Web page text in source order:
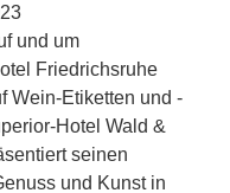
und um
Friedrichsruhe
Wein-Etiketten und -
Hotel Wald &
seinen
und Kunst in